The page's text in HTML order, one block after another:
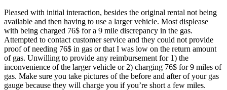
Pleased with initial interaction, besides the original rental not being
available and then having to use a larger vehicle. Most displease
with being charged 76$ for a 9 mile discrepancy in the gas.
Attempted to contact customer service and they could not provide
proof of needing 76$ in gas or that I was low on the return amount
of gas. Unwilling to provide any reimbursement for 1) the
inconvenience of the larger vehicle or 2) charging 76$ for 9 miles of
gas. Make sure you take pictures of the before and after of your gas
gauge because they will charge you if you’re short a few miles.